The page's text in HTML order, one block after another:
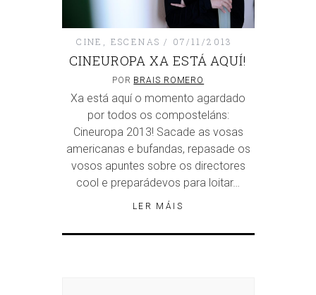
CINE , ESCENAS 07/11/2013
CINEUROPA XA ESTÁ AQUÍ!
POR BRAIS ROMERO
Xa está aquí o momento agardado
por todos os composteláns:
Cineuropa 2013! Sacade as vosas
americanas e bufandas, repasade os
vosos apuntes sobre os directores
cool e preparádevos para loitar…
LER MÁIS